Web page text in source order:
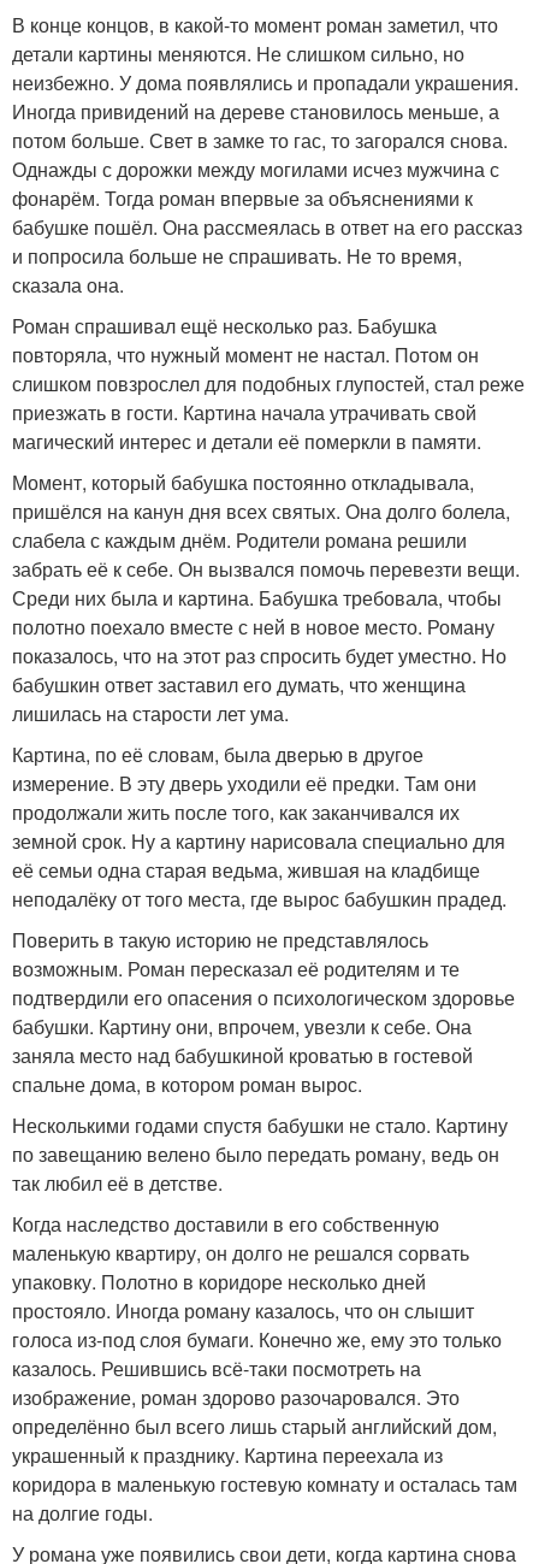
В конце концов, в какой-то момент роман заметил, что
детали картины меняются. Не слишком сильно, но
неизбежно. У дома появлялись и пропадали украшения.
Иногда привидений на дереве становилось меньше, а
потом больше. Свет в замке то гас, то загорался снова.
Однажды с дорожки между могилами исчез мужчина с
фонарём. Тогда роман впервые за объяснениями к
бабушке пошёл. Она рассмеялась в ответ на его рассказ
и попросила больше не спрашивать. Не то время,
сказала она.
Роман спрашивал ещё несколько раз. Бабушка
повторяла, что нужный момент не настал. Потом он
слишком повзрослел для подобных глупостей, стал реже
приезжать в гости. Картина начала утрачивать свой
магический интерес и детали её померкли в памяти.
Момент, который бабушка постоянно откладывала,
пришёлся на канун дня всех святых. Она долго болела,
слабела с каждым днём. Родители романа решили
забрать её к себе. Он вызвался помочь перевезти вещи.
Среди них была и картина. Бабушка требовала, чтобы
полотно поехало вместе с ней в новое место. Роману
показалось, что на этот раз спросить будет уместно. Но
бабушкин ответ заставил его думать, что женщина
лишилась на старости лет ума.
Картина, по её словам, была дверью в другое
измерение. В эту дверь уходили её предки. Там они
продолжали жить после того, как заканчивался их
земной срок. Ну а картину нарисовала специально для
её семьи одна старая ведьма, жившая на кладбище
неподалёку от того места, где вырос бабушкин прадед.
Поверить в такую историю не представлялось
возможным. Роман пересказал её родителям и те
подтвердили его опасения о психологическом здоровье
бабушки. Картину они, впрочем, увезли к себе. Она
заняла место над бабушкиной кроватью в гостевой
спальне дома, в котором роман вырос.
Несколькими годами спустя бабушки не стало. Картину
по завещанию велено было передать роману, ведь он
так любил её в детстве.
Когда наследство доставили в его собственную
маленькую квартиру, он долго не решался сорвать
упаковку. Полотно в коридоре несколько дней
простояло. Иногда роману казалось, что он слышит
голоса из-под слоя бумаги. Конечно же, ему это только
казалось. Решившись всё-таки посмотреть на
изображение, роман здорово разочаровался. Это
определённо был всего лишь старый английский дом,
украшенный к празднику. Картина переехала из
коридора в маленькую гостевую комнату и осталась там
на долгие годы.
У романа уже появились свои дети, когда картина снова